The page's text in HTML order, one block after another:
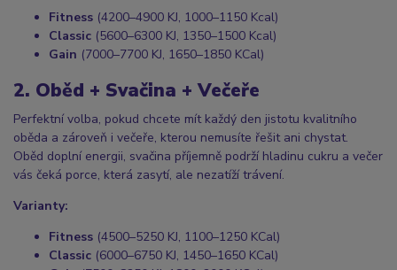
Fitness (4200–4900 KJ, 1000–1150 Kcal)
Classic (5600–6300 KJ, 1350–1500 Kcal)
Gain (7000–7700 KJ, 1650–1850 KCal)
2. Oběd + Svačina + Večeře
Perfektní volba, pokud chcete mít každý den jistotu kvalitního
oběda a zároveň i večeře, kterou nemusíte řešit ani chystat.
Oběd doplní energii, svačina příjemně podrží hladinu cukru a večer
vás čeká porce, která zasytí, ale nezatíží trávení.
Varianty:
Fitness (4500–5250 KJ, 1100–1250 KCal)
Classic (6000–6750 KJ, 1450–1650 KCal)